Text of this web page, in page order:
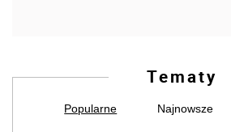
Tematy
Popularne Najnowsze